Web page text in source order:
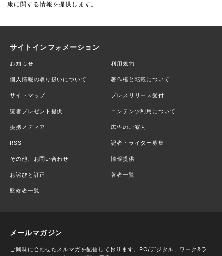
康に関する情報を提供します。
サイトインフォメーション
お知らせ 利用規約
個人情報の取り扱いについて 著作権と転載について
サイトマップ プレスリリース受付
読者プレゼント提供 コンテンツ利用について
提携メディア 広告のご案内
RSS 記者・ライター募集
その他、お問い合わせ 情報提供
お詫びと訂正 著者一覧
監修者一覧
メールマガジン
ご興味に合わせたメルマガを配信しております。PC/デジタル、ワーク&ラ